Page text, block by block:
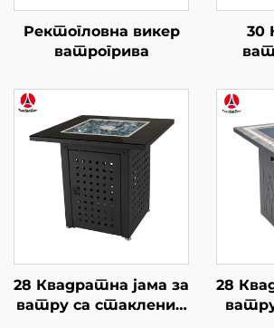
Ректогловна викер
ватрогрива
30
28 Квадратна јама за
ватру са стакленим
28